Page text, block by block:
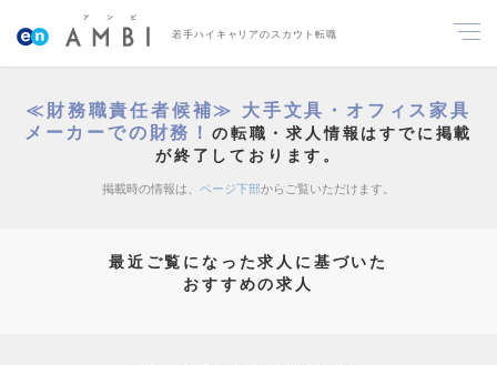
若手ハイキャリアのスカウト転職
≪財務職責任者候補≫ 大手文具・オフィス家具
メーカーでの財務！ の転職・求人情報はすでに掲載
が終了しております。
掲載時の情報は、 ページ下部からご覧いただけます。
最近ご覧になった求人に基づいた
おすすめの求人